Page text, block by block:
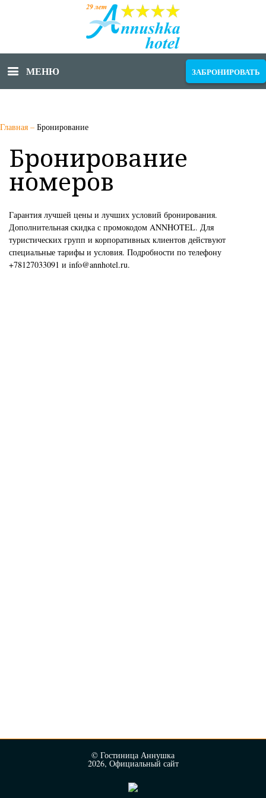
МЕНЮ ЗАБРОНИРОВАТЬ
Главная – Бронирование
Бронирование
номеров
Гарантия лучшей цены и лучших условий бронирования.
Дополнительная скидка с промокодом ANNHOTEL. Для
туристических групп и корпоративных клиентов действуют
специальные тарифы и условия. Подробности по телефону
+78127033091 и info@annhotel.ru.
© Гостиница Аннушка
2026, Официальный сайт